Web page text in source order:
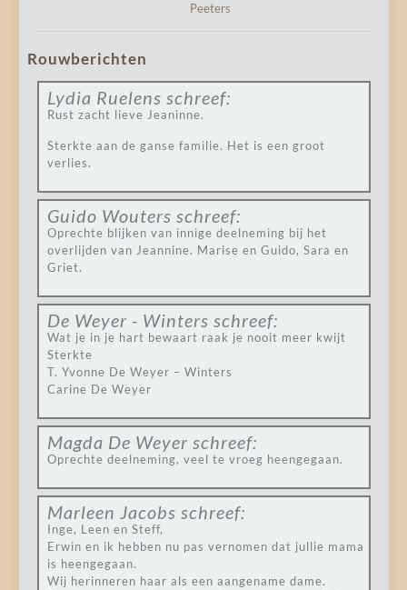
Peeters
Rouwberichten
Lydia Ruelens schreef:
Rust zacht lieve Jeaninne.
Sterkte aan de ganse familie. Het is een groot
verlies.
Guido Wouters schreef:
Oprechte blijken van innige deelneming bij het
overlijden van Jeannine. Marise en Guido, Sara en
Griet.
De Weyer - Winters schreef:
Wat je in je hart bewaart raak je nooit meer kwijt
Sterkte
T. Yvonne De Weyer – Winters
Carine De Weyer
Magda De Weyer schreef:
Oprechte deelneming, veel te vroeg heengegaan.
Marleen Jacobs schreef:
Inge, Leen en Steff,
Erwin en ik hebben nu pas vernomen dat jullie mama
is heengegaan.
Wij herinneren haar als een aangename dame.